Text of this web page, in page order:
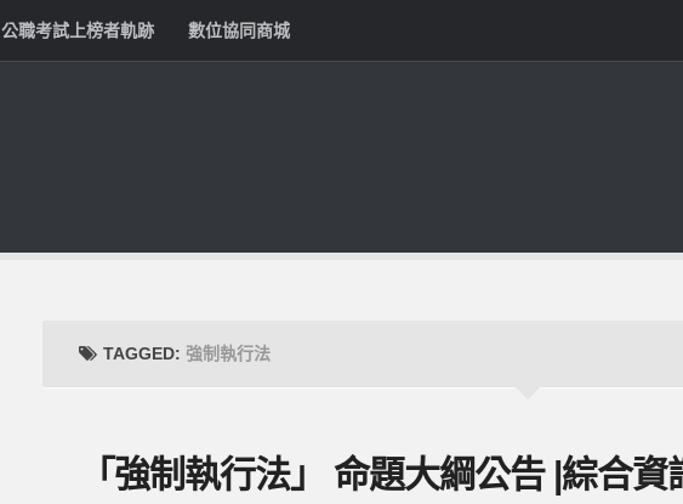
公職考試上榜者軌跡 數位協同商城
TAGGED: 強制執行法
「強制執行法」 命題大綱公告 |綜合